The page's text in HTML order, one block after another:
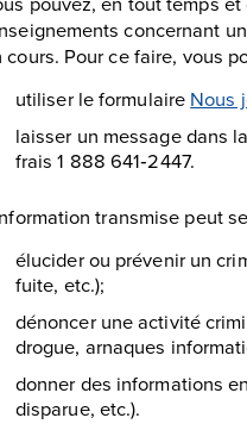
concernant
cours. Pour ce faire, vous
utiliser le formulaire Nous
laisser un message dans
frais 1 888 641‑2447.
transmise peut
élucider ou prévenir un
fuite, etc.);
dénoncer une activité
drogue, arnaques
donner des informations
disparue, etc.).